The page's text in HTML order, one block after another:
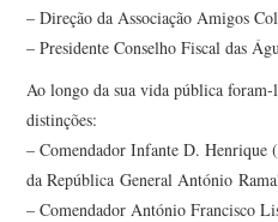
– Direção da Associação Amigos
– Presidente Conselho Fiscal das
Ao longo da sua vida pública foram-
distinções:
– Comendador Infante D. Henrique
da República General António
– Comendador António Francisco